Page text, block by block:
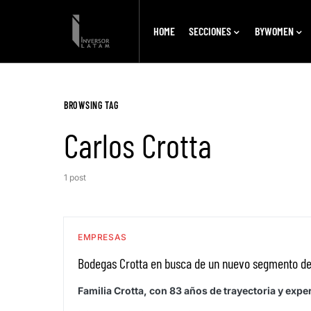
HOME SECCIONES BYWOMEN
BROWSING TAG
Carlos Crotta
1 post
EMPRESAS
Bodegas Crotta en busca de un nuevo segmento
Familia Crotta, con 83 años de trayectoria y